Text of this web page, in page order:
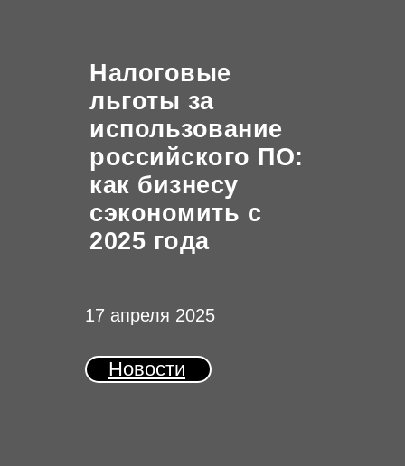
Налоговые
льготы за
использование
российского ПО:
как бизнесу
сэкономить с
2025 года
17 апреля 2025
Новости